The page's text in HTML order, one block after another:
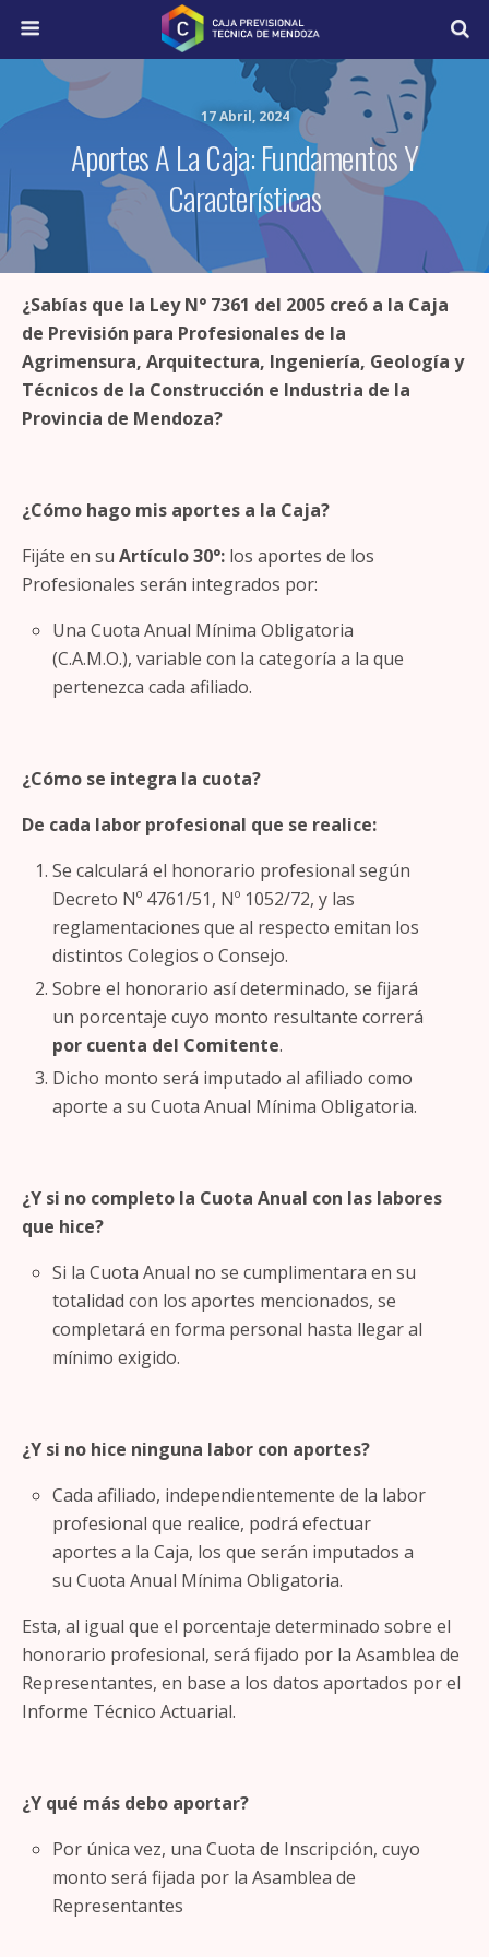
17 Abril, 2024
Aportes A La Caja: Fundamentos Y
Características
¿Sabías que la Ley N° 7361 del 2005 creó a la Caja
de Previsión para Profesionales de la
Agrimensura, Arquitectura, Ingeniería, Geología y
Técnicos de la Construcción e Industria de la
Provincia de Mendoza?
¿Cómo hago mis aportes a la Caja?
Fijáte en su Artículo 30°: los aportes de los
Profesionales serán integrados por:
Una Cuota Anual Mínima Obligatoria
(C.A.M.O.), variable con la categoría a la que
pertenezca cada afiliado.
¿Cómo se integra la cuota?
De cada labor profesional que se realice:
Se calculará el honorario profesional según
Decreto Nº 4761/51, Nº 1052/72, y las
reglamentaciones que al respecto emitan los
distintos Colegios o Consejo.
Sobre el honorario así determinado, se fijará
un porcentaje cuyo monto resultante correrá
por cuenta del Comitente.
Dicho monto será imputado al afiliado como
aporte a su Cuota Anual Mínima Obligatoria.
¿Y si no completo la Cuota Anual con las labores
que hice?
Si la Cuota Anual no se cumplimentara en su
totalidad con los aportes mencionados, se
completará en forma personal hasta llegar al
mínimo exigido.
¿Y si no hice ninguna labor con aportes?
Cada afiliado, independientemente de la labor
profesional que realice, podrá efectuar
aportes a la Caja, los que serán imputados a
su Cuota Anual Mínima Obligatoria.
Esta, al igual que el porcentaje determinado sobre el
honorario profesional, será fijado por la Asamblea de
Representantes, en base a los datos aportados por el
Informe Técnico Actuarial.
¿Y qué más debo aportar?
Por única vez, una Cuota de Inscripción, cuyo
monto será fijada por la Asamblea de
Representantes